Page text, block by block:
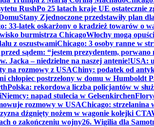
RushPo 25 latach kraje UE ostatecznie
Stany Zjednoczone przedstawiły plan
33-latek oskarżony o kradzież towarów o
burmistrza ChicagoWłochy mogą
z oszustwamiChicago: 3 osoby ranne w
sądem: “jestem prezydentem, porwano
Jacka – niedzielne na naszej antenie!USA:
na rozmowy z USAChiny: podatek od
chłopiec postrzelony w domu w Humboldt
Polska: rekordowa liczba policjantów w
Niemcy: napad stulecia w Gelsenkirchen
rozmowy w USAChicago: strzelanina
dźgnięty nożem w wagonie kolejki CTA
o zakończeniu wojny26. Wigilia dla